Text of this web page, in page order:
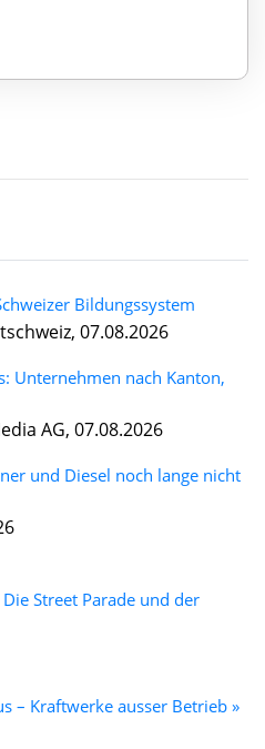
Bildungssystem
07.08.2026
Unternehmen nach Kanton,
AG, 07.08.2026
und Diesel noch lange nicht
Street Parade und der
– Kraftwerke ausser Betrieb »